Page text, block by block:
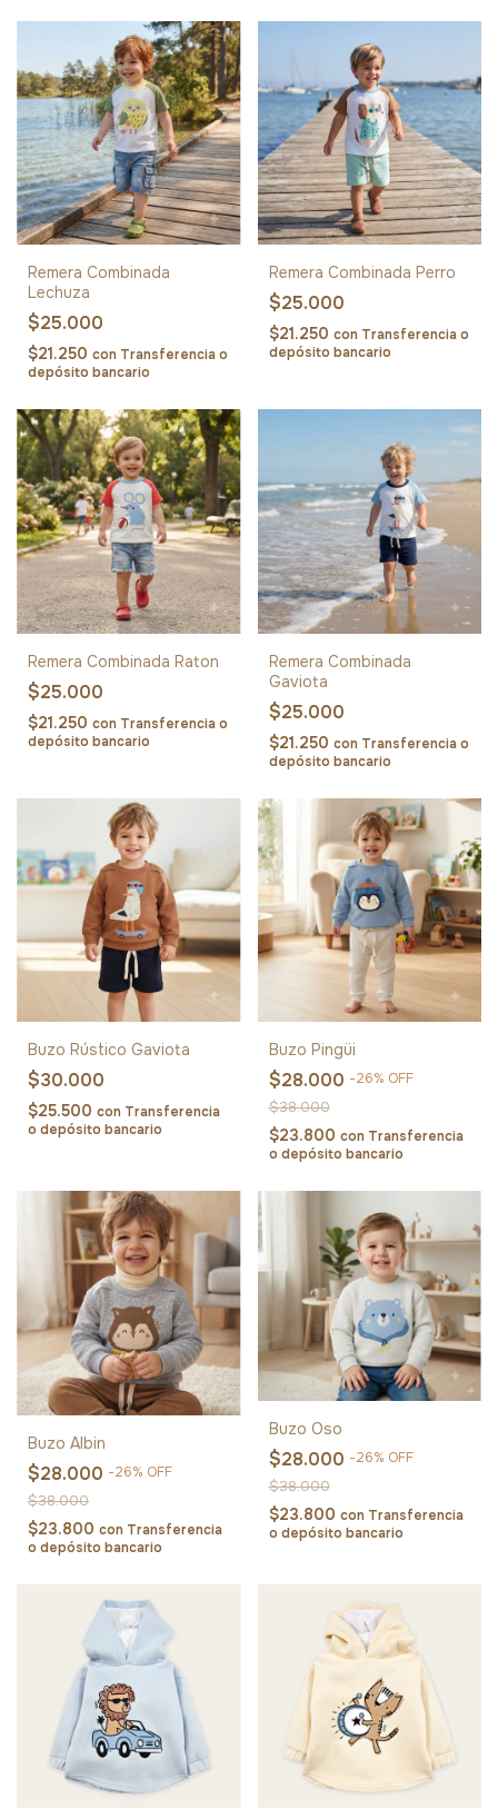
Remera Combinada
Lechuza
$25.000
$21.250 con Transferencia o
depósito bancario
Remera Combinada Perro
$25.000
$21.250 con Transferencia o
depósito bancario
Remera Combinada Raton
$25.000
$21.250 con Transferencia o
depósito bancario
Remera Combinada
Gaviota
$25.000
$21.250 con Transferencia o
depósito bancario
Buzo Rústico Gaviota
$30.000
$25.500 con Transferencia
o depósito bancario
Buzo Pingüi
$28.000 -26% OFF
$38.000
$23.800 con Transferencia
o depósito bancario
Buzo Albin
$28.000 -26% OFF
$38.000
$23.800 con Transferencia
o depósito bancario
Buzo Oso
$28.000 -26% OFF
$38.000
$23.800 con Transferencia
o depósito bancario